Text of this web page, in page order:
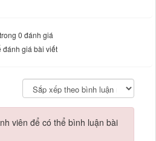
0 đánh giá
đánh giá bài viết
viên để có thể bình luận bài